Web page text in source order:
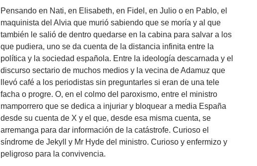
Pensando en Nati, en Elisabeth, en Fidel, en Julio o en Pablo, el
maquinista del Alvia que murió sabiendo que se moría y al que
también le salió de dentro quedarse en la cabina para salvar a los
que pudiera, uno se da cuenta de la distancia infinita entre la
política y la sociedad española. Entre la ideología descarnada y el
discurso sectario de muchos medios y la vecina de Adamuz que
llevó café a los periodistas sin preguntarles si eran de una tele
facha o progre. O, en el colmo del paroxismo, entre el ministro
mamporrero que se dedica a injuriar y bloquear a media España
desde su cuenta de X y el que, desde esa misma cuenta, se
arremanga para dar información de la catástrofe. Curioso el
síndrome de Jekyll y Mr Hyde del ministro. Curioso y enfermizo y
peligroso para la convivencia.